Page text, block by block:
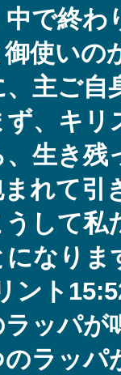
で終わ
御使い
主ご自
、キ
生き残
れて引
して私
なりま
ント
ッパが
ラッパ